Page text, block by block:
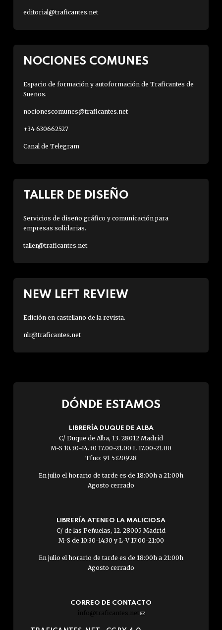
editorial@traficantes.net
NOCIONES COMUNES
Espacio de formación y autoformación de Traficantes de
Sueños.
nocionescomunes@traficantes.net
+34 630662527
Canal de Telegram
TALLER DE DISEÑO
Servicios de diseño gráfico y comunicación para
empresas solidarias.
taller@traficantes.net
NEW LEFT REVIEW
Edición en castellano de la revista.
nlr@traficantes.net
DÓNDE ESTAMOS
LIBRERÍA DUQUE DE ALBA
C/ Duque de Alba, 13. 28012 Madrid
M-S 10.30-14.30 17.00-21.00 L 17.00-21.00
Tfno: 91 5320928
En julio el horario de tarde es de 18:00h a 21:00h
Agosto cerrado
LIBRERÍA ATENEO LA MALICIOSA
C/ de las Peñuelas, 12. 28005 Madrid
M-S de 10:30-14:30 y L-V 17:00-21:00
En julio el horario de tarde es de 18:00h a 21:00h
Agosto cerrado
CORREO DE CONTACTO
info@traficantes.net (link